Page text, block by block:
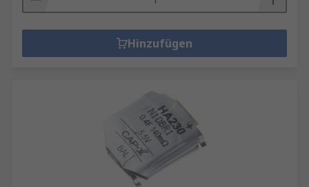
Hinzufügen